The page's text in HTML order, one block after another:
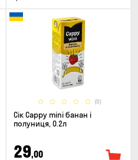
(0)
Сік Cappy mini банан і
полуниця, 0.2л
29,00